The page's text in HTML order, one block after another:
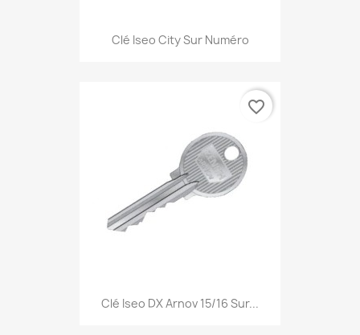
Clé Iseo City Sur Numéro
Clé Iseo DX Arnov 15/16 Sur...
favorite_border